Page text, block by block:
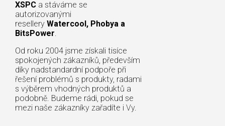
XSPC a stáváme se
autorizovanými
resellery Watercool, Phobya a
BitsPower.
Od roku 2004 jsme získali tisíce
spokojených zákazníků, především
díky nadstandardní podpoře při
řešení problémů s produkty, radami
s výběrem vhodných produktů a
podobně. Budeme rádi, pokud se
mezi naše zákazníky zařadíte i Vy.